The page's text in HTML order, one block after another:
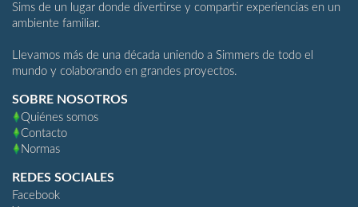
Sims de un lugar donde divertirse y compartir experiencias en un
ambiente familiar.
Llevamos más de una década uniendo a Simmers de todo el
mundo y colaborando en grandes proyectos.
SOBRE NOSOTROS
Quiénes somos
Contacto
Normas
REDES SOCIALES
Facebook